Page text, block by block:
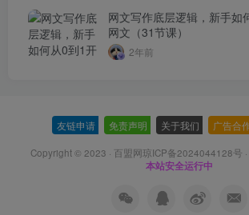
网文写作底层逻辑，新手如
网文（31节课）
2年前
友链申请 免责声明 关于我们 广告合
Copyright © 2023 · 百盟网琼ICP备2024044128号
本站安全运行中